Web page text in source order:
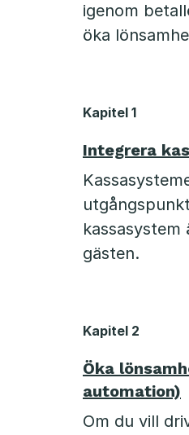
igenom
öka
Kapitel 1
Integrera
gästen.
Kapitel 2
Öka
automation)
Om du vill